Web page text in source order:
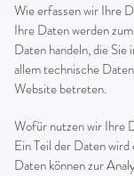
Wie erfassen wir Ihre
Ihre Daten werden
Daten handeln, die
allem technische
Website betreten.
Wofür nutzen wir Ihre
Ein Teil der Daten
Daten können zur